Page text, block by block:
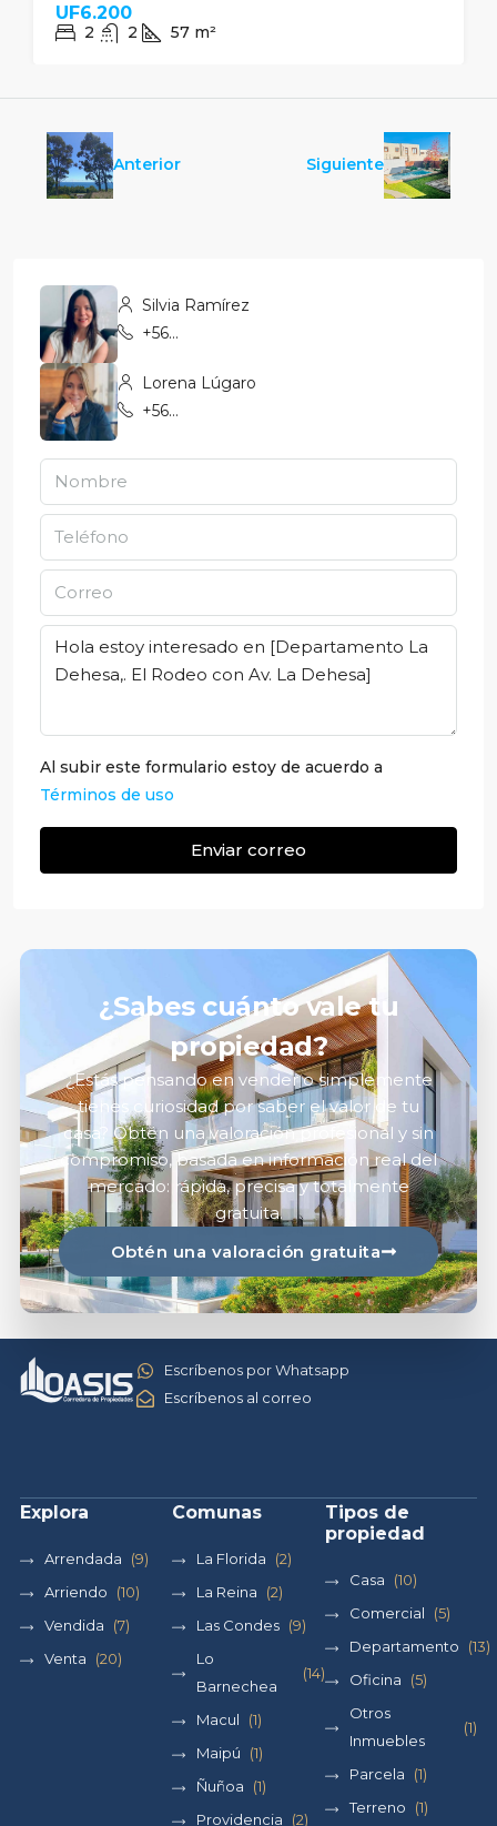
UF6.200
2 2 57 m²
Anterior Siguiente
Silvia Ramírez
+569 5872 8664
Lorena Lúgaro
+569 7967 7798
Al subir este formulario estoy de acuerdo a
Términos de uso
Enviar correo
¿Sabes cuánto vale tu
propiedad?
¿Estás pensando en vender o simplemente
tienes curiosidad por saber el valor de tu
casa? Obtén una valoración profesional y sin
compromiso, basada en información real del
mercado: rápida, precisa y totalmente
gratuita.
Obtén una valoración gratuita
Escríbenos por Whatsapp
Escríbenos al correo
Explora
Arrendada
(9)
Arriendo
(10)
Vendida
(7)
Venta
(20)
Comunas
La Florida
(2)
La Reina
(2)
Las Condes (9)
Lo
Barnechea
(14)
Macul
(1)
Maipú
(1)
Ñuñoa
(1)
Providencia
(2)
Tipos de
propiedad
Casa
(10)
Comercial
(5)
Departamento
(13)
Oficina
(5)
Otros
Inmuebles
(1)
Parcela
(1)
Terreno
(1)